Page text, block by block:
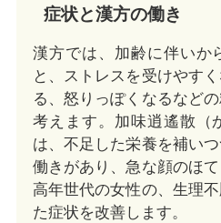
症状と漢方の働き
漢方では、加齢に伴いか
と、ストレスを受けやす
る、怒りっぽくなるなど
考えます。加味逍遙散（
は、不足した栄養を補い
働きがあり、急な顔のほ
高年世代の女性の、生理
た症状を改善します。